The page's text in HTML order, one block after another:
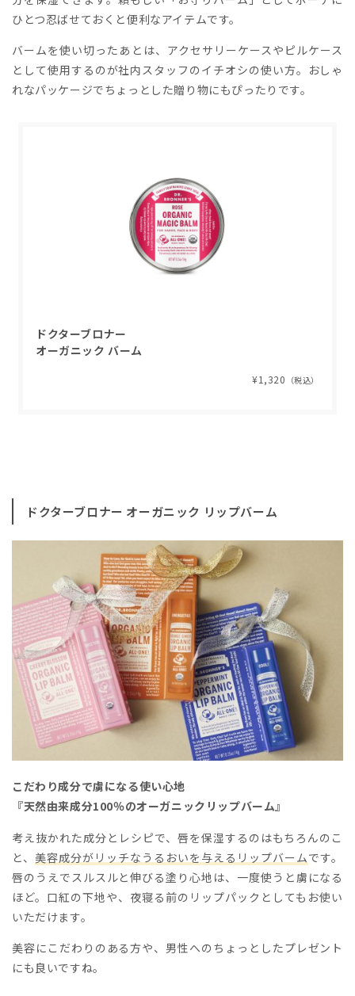
ひとつ忍ばせておくと便利なアイテムです。
バームを使い切ったあとは、アクセサリーケースやピルケース
として使用するのが社内スタッフのイチオシの使い方。おしゃ
れなパッケージでちょっとした贈り物にもぴったりです。
ドクターブロナー
オーガニック バーム
¥1,320 （税込）
ドクターブロナー オーガニック リップバーム
こだわり成分で虜になる使い心地
『天然由来成分100％のオーガニックリップバーム』
考え抜かれた成分とレシピで、唇を保湿するのはもちろんのこ
と、美容成分がリッチなうるおいを与えるリップバームです。
唇のうえでスルスルと伸びる塗り心地は、一度使うと虜になる
ほど。口紅の下地や、夜寝る前のリップパックとしてもお使い
いただけます。
美容にこだわりのある方や、男性へのちょっとしたプレゼント
にも良いですね。